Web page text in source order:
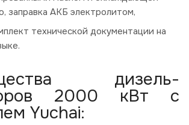
заправка АКБ электролитом,
технической документации на
дизель-
2000 кВт с
Yuchai: